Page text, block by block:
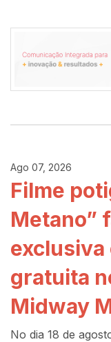
Ago 07, 2026
Filme
Metano”
exclusiva
gratuita
Midway
No dia 18 de